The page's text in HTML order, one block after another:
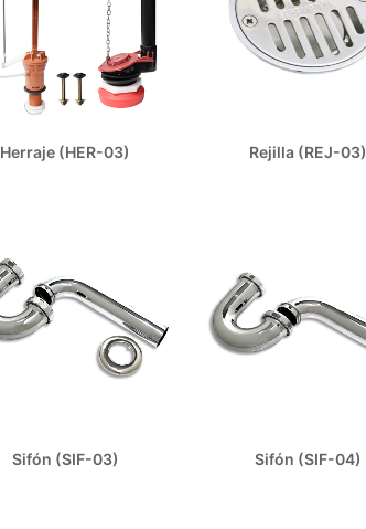
Herraje (HER-03) Rejilla (REJ-03)
Sifón (SIF-03) Sifón (SIF-04)